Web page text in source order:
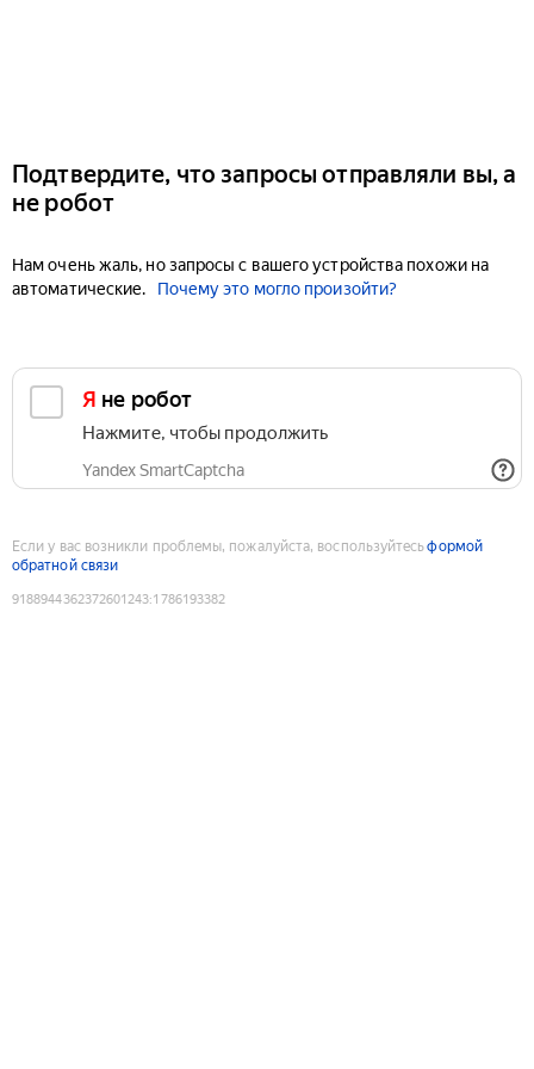
Подтвердите, что запросы отправляли вы, а
не робот
Нам очень жаль, но запросы с вашего устройства похожи на
автоматические.
Почему это могло произойти?
Я не робот
Нажмите, чтобы продолжить
Yandex SmartCaptcha
Если у вас возникли проблемы, пожалуйста, воспользуйтесьформой
обратной связи
9188944362372601243:1786193382